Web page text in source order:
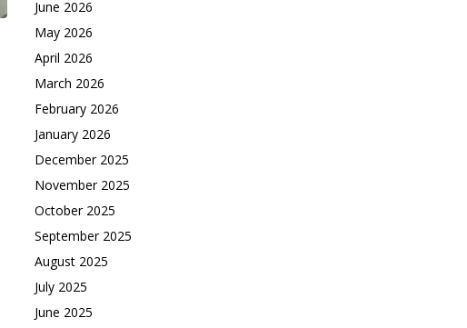
June 2026
May 2026
April 2026
March 2026
February 2026
January 2026
December 2025
November 2025
October 2025
September 2025
August 2025
July 2025
June 2025